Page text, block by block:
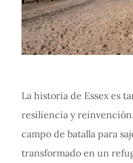
La historia de Essex es
resiliencia y
campo de batalla para
transformado en un